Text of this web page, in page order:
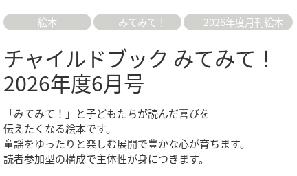
絵本 みてみて！ 2026年度月刊絵本
チャイルドブック みてみて！
2026年度6月号
「みてみて！」と子どもたちが読んだ喜びを
伝えたくなる絵本です。
童謡をゆったりと楽しむ展開で豊かな心が育ちます。
読者参加型の構成で主体性が身につきます。